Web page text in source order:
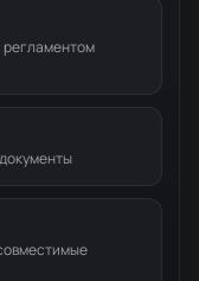
регламентом